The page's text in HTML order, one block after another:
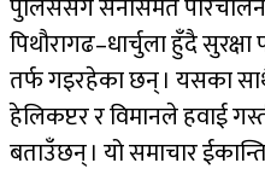
पुलिससँगै सेनासमेत परिचालन
पिथौरागढ–धार्चुला हुँदै सुरक्षा
तर्फ गइरहेका छन् । यसका
हेलिकप्टर र विमानले हवाई
बताउँछन् । यो समाचार